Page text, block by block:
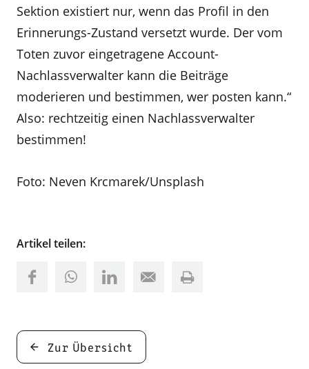
Sektion existiert nur, wenn das Profil in den
Erinnerungs-Zustand versetzt wurde. Der vom
Toten zuvor eingetragene Account-
Nachlassverwalter kann die Beiträge
moderieren und bestimmen, wer posten kann.“
Also: rechtzeitig einen Nachlassverwalter
bestimmen!
Foto: Neven Krcmarek/Unsplash
Artikel teilen:
Zur Übersicht